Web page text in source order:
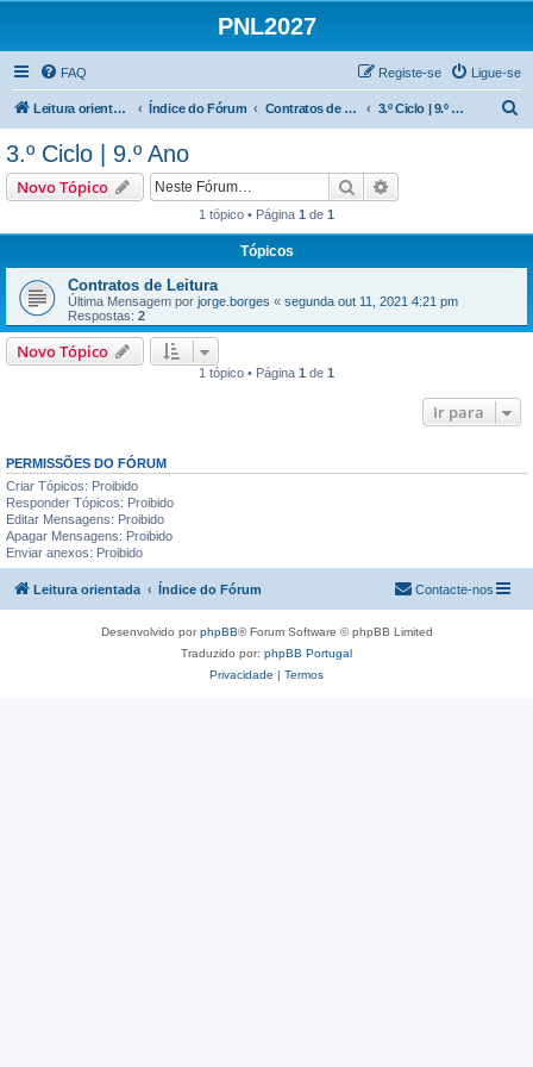
PNL2027
FAQ Ligue-se
Registe-se
Leitura orientada Índice do Fórum Contratos de leitura | 3.º Ciclo 3.º Ciclo | 9.º Ano
r
3.º Ciclo | 9.º Ano
Novo Tópico Pesquisar
1 tópico • Página 1 de 1
Tópicos
Contratos de Leitura
Última Mensagem por jorge.borges « segunda out 11, 2021 4:21 pm
Respostas: 2
Novo Tópico
1 tópico • Página 1 de 1
Ir para
PERMISSÕES DO FÓRUM
Criar Tópicos: Proibido
Responder Tópicos: Proibido
Editar Mensagens: Proibido
Apagar Mensagens: Proibido
Enviar anexos: Proibido
Leitura orientada Índice do Fórum Contacte-nos
Desenvolvido porphpBB® Forum Software © phpBB Limited
Traduzido por: phpBB Portugal
Privacidade | Termos